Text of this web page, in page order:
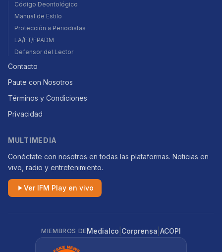
Código Deontológico
Manual de Estilo
Protección a Periodistas
LA/FT/FPADM
Defensor del Lector
Contacto
Paute con Nosotros
Términos y Condiciones
Privacidad
MULTIMEDIA
Conéctate con nosotros en todas las plataformas. Noticias en
vivo, radio y entretenimiento.
Ver IFM Play en vivo
MIEMBROS DE Medialco Corprensa ACOPI